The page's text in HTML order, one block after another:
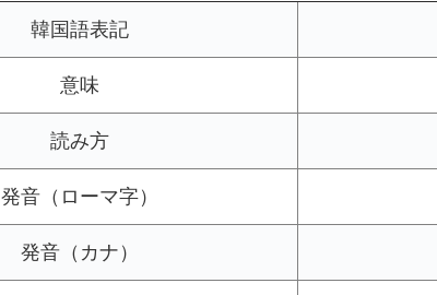
韓国語表記
意味
読み方
発音（ローマ字）
発音（カナ）